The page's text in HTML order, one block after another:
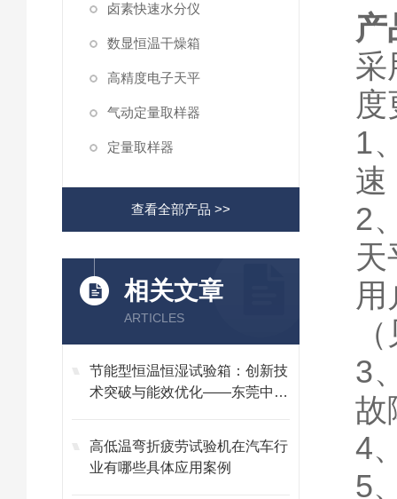
卤素快速水分仪
数显恒温干燥箱
高精度电子天平
气动定量取样器
定量取样器
查看全部产品 >>
相关文章
ARTICLES
节能型恒温恒湿试验箱：创新技
术突破与能效优化——东莞中谊
高低温弯折疲劳试验机在汽车行
业有哪些具体应用案例
产
采
1
速
2
3
故
4
5